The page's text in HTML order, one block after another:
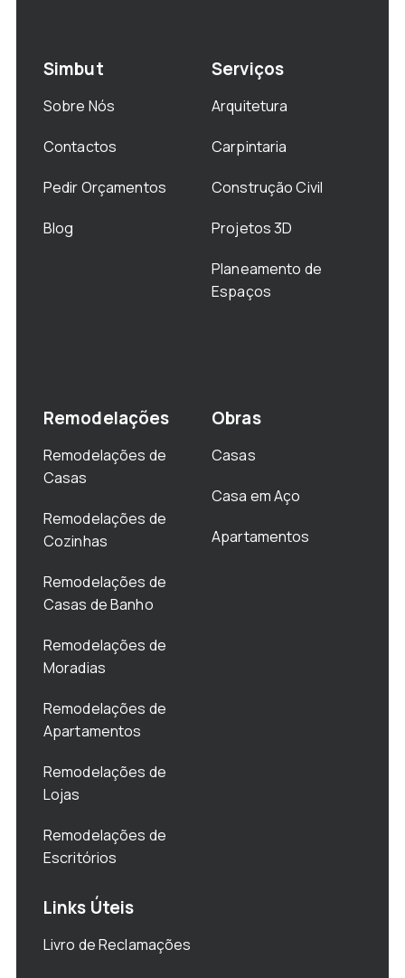
Simbut
Sobre Nós
Contactos
Pedir Orçamentos
Blog
Serviços
Arquitetura
Carpintaria
Construção Civil
Projetos 3D
Planeamento de
Espaços
Remodelações
Remodelações de
Casas
Remodelações de
Cozinhas
Remodelações de
Casas de Banho
Remodelações de
Moradias
Remodelações de
Apartamentos
Remodelações de
Lojas
Remodelações de
Escritórios
Obras
Casas
Casa em Aço
Apartamentos
Links Úteis
Livro de Reclamações